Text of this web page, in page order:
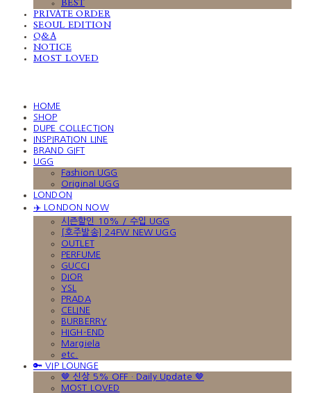
BEST
PRIVATE ORDER
SEOUL EDITION
Q&A
NOTICE
MOST LOVED
HOME
SHOP
DUPE COLLECTION
INSPIRATION LINE
BRAND GIFT
UGG
Fashion UGG
Original UGG
LONDON
✈️ LONDON NOW
시즌할인 10% / 수입 UGG
[호주발송] 24FW NEW UGG
OUTLET
PERFUME
GUCCI
DIOR
YSL
PRADA
CELINE
BURBERRY
HIGH-END
Margiela
etc.
🔑 VIP LOUNGE
🤎 신상 5% OFF · Daily Update 🤎
MOST LOVED